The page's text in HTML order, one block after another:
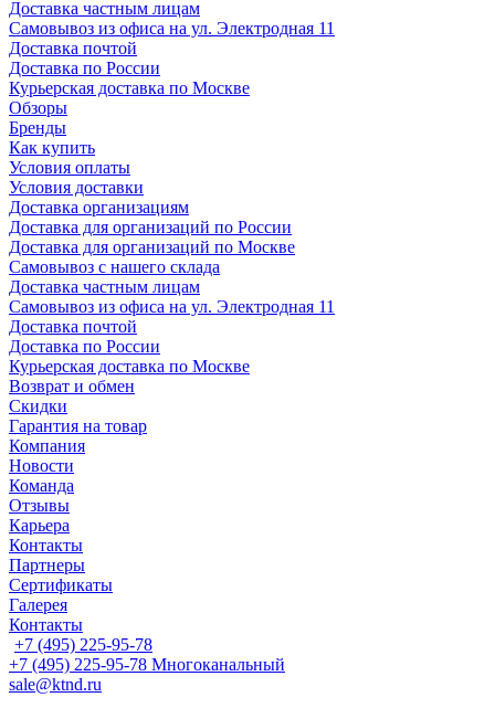
Доставка частным лицам
Самовывоз из офиса на ул. Электродная 11
Доставка почтой
Доставка по России
Курьерская доставка по Москве
Обзоры
Бренды
Как купить
Условия оплаты
Условия доставки
Доставка организациям
Доставка для организаций по России
Доставка для организаций по Москве
Самовывоз с нашего склада
Доставка частным лицам
Самовывоз из офиса на ул. Электродная 11
Доставка почтой
Доставка по России
Курьерская доставка по Москве
Возврат и обмен
Скидки
Гарантия на товар
Компания
Новости
Команда
Отзывы
Карьера
Контакты
Партнеры
Сертификаты
Галерея
Контакты
+7 (495) 225-95-78
+7 (495) 225-95-78 Многоканальный
sale@ktnd.ru